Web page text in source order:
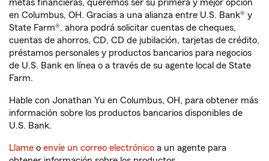
metas financieras, queremos ser su primera y mejor opción
en Columbus, OH. Gracias a una alianza entre U.S. Bank® y
State Farm®, ahora podrá solicitar cuentas de cheques,
cuentas de ahorros, CD, CD de jubilación, tarjetas de crédito,
préstamos personales y productos bancarios para negocios
de U.S. Bank en línea o a través de su agente local de State
Farm.
Hable con Jonathan Yu en Columbus, OH, para obtener más
información sobre los productos bancarios disponibles de
U.S. Bank.
Llame o envíe un correo electrónico a un agente para